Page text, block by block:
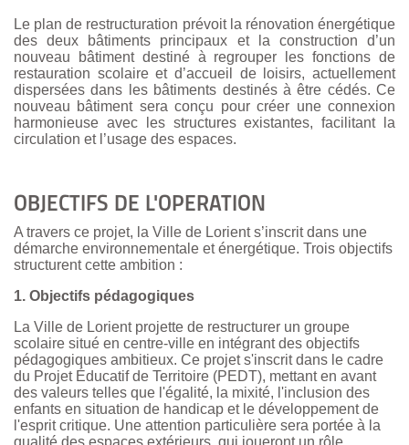
Le plan de restructuration prévoit la rénovation énergétique
des deux bâtiments principaux et la construction d’un
nouveau bâtiment destiné à regrouper les fonctions de
restauration scolaire et d’accueil de loisirs, actuellement
dispersées dans les bâtiments destinés à être cédés. Ce
nouveau bâtiment sera conçu pour créer une connexion
harmonieuse avec les structures existantes, facilitant la
circulation et l’usage des espaces.
OBJECTIFS DE L'OPERATION
A travers ce projet, la Ville de Lorient s’inscrit dans une
démarche environnementale et énergétique. Trois objectifs
structurent cette ambition :
1. Objectifs pédagogiques
La Ville de Lorient projette de restructurer un groupe
scolaire situé en centre-ville en intégrant des objectifs
pédagogiques ambitieux. Ce projets'inscrit dans le cadre
du Projet Éducatif de Territoire (PEDT), mettant en avant
des valeurs telles que l'égalité, la mixité, l'inclusion des
enfants en situation de handicap et le développement de
l'esprit critique. Une attention particulière sera portée à la
qualité des espaces extérieurs, qui joueront un rôle